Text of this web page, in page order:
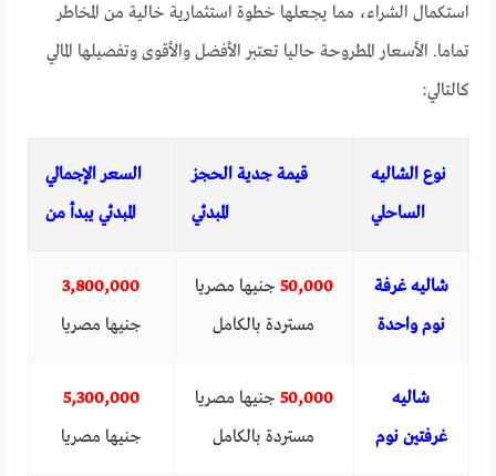
استكمال الشراء، مما يجعلها خطوة استثمارية خالية من المخاطر
تماما. الأسعار المطروحة حاليا تعتبر الأفضل والأقوى وتفصيلها المالي
كالتالي:
نوع الشاليه
الساحلي
قيمة جدية الحجز
المبدئي
السعر الإجمالي
المبدئي يبدأ من
شاليه غرفة
نوم واحدة
50,000 جنيها مصريا
مستردة بالكامل
3,800,000
جنيها مصريا
شاليه
غرفتين نوم
50,000 جنيها مصريا
مستردة بالكامل
5,300,000
جنيها مصريا